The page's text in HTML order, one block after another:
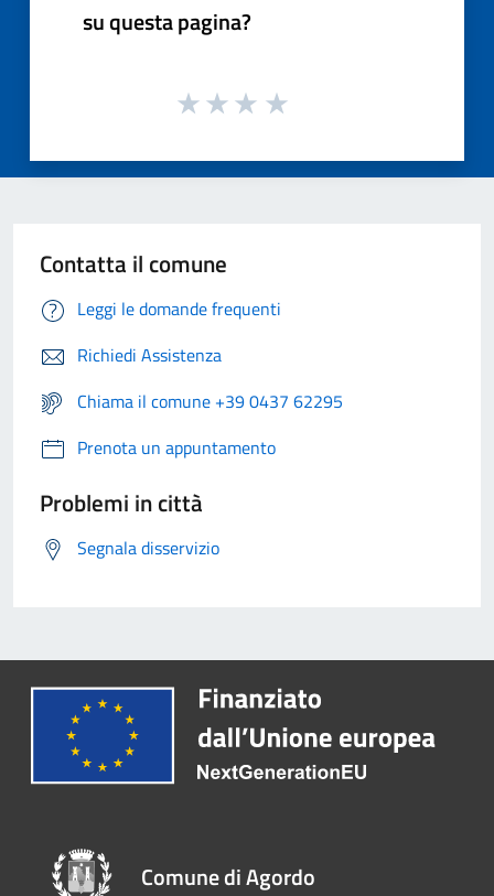
su questa pagina?
Contatta il comune
Leggi le domande frequenti
Richiedi Assistenza
Chiama il comune +39 0437 62295
Prenota un appuntamento
Problemi in città
Segnala disservizio
Comune di Agordo